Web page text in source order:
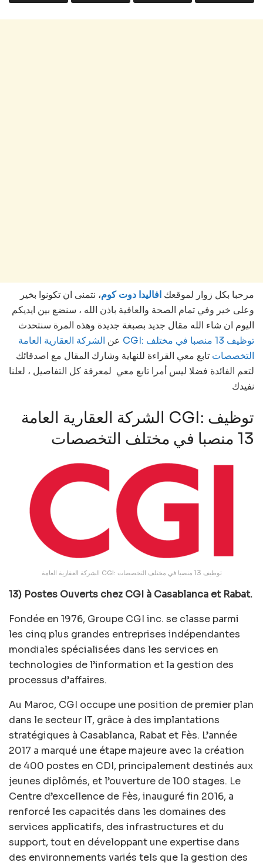
مرحبا بكل زوار لموقعك افاليدا دوت كوم، نتمنى ان تكونوا بخير
وعلى خير وفي تمام الصحة والعافية باذن الله ، سنضع بين ايديكم
اليوم ان شاء الله مقال جديد بصبغة جديدة وهذه المرة سنتحدث
عن الشركة العقارية العامة CGI: توظيف 13 منصبا في مختلف
التخصصات تابع معي القراءة للنهاية وشارك المقال مع اصدقائك
لتعم الفائدة فضلا ليس أمرا تابع معي لمعرفة كل التفاصيل ، لعلنا
نفيدك
الشركة العقارية العامة CGI: توظيف
13 منصبا في مختلف التخصصات
الشركة العقارية العامة CGI: توظيف 13 منصبا في مختلف التخصصات
13) Postes Ouverts chez CGI à Casablanca et Rabat.
Fondée en 1976, Groupe CGI inc. se classe parmi
les cinq plus grandes entreprises indépendantes
mondiales spécialisées dans les services en
technologies de l’information et la gestion des
processus d’affaires.
Au Maroc, CGI occupe une position de premier plan
dans le secteur IT, grâce à des implantations
stratégiques à Casablanca, Rabat et Fès. L’année
2017 a marqué une étape majeure avec la création
de 400 postes en CDI, principalement destinés aux
jeunes diplômés, et l’ouverture de 100 stages. Le
Centre d’excellence de Fès, inauguré fin 2016, a
renforcé les capacités dans les domaines des
services applicatifs, des infrastructures et du
support, tout en développant une expertise dans
des environnements variés tels que la gestion des